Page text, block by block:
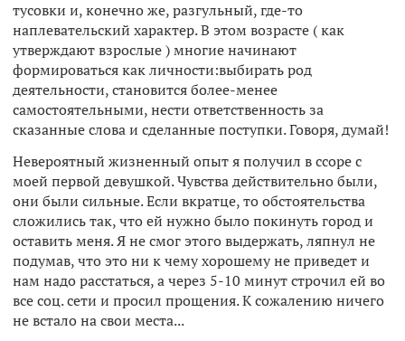
тусовки и, конечно же, разгульный, где-то
наплевательский характер. В этом возрасте ( как
утверждают взрослые ) многие начинают
формироваться как личности:выбирать род
деятельности, становится более-менее
самостоятельными, нести ответственность за
сказанные слова и сделанные поступки. Говоря, думай!
Невероятный жизненный опыт я получил в ссоре с
моей первой девушкой. Чувства действительно были,
они были сильные. Если вкратце, то обстоятельства
сложились так, что ей нужно было покинуть город и
оставить меня. Я не смог этого выдержать, ляпнул не
подумав, что это ни к чему хорошему не приведет и
нам надо расстаться, а через 5-10 минут строчил ей во
все соц. сети и просил прощения. К сожалению ничего
не встало на свои места...